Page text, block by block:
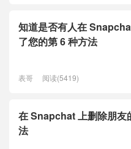
知道是否有人在
了您的第 6 种方法
表哥 阅读(5419)
在 Snapchat 上删除朋友
法